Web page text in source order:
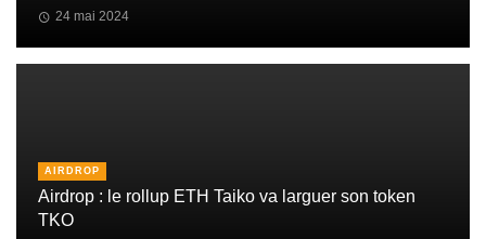
24 mai 2024
AIRDROP
Airdrop : le rollup ETH Taiko va larguer son token
TKO